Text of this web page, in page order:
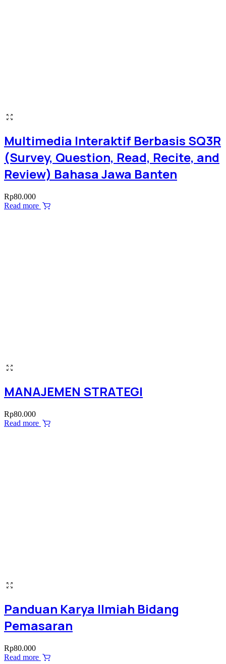
Multimedia Interaktif Berbasis SQ3R
(Survey, Question, Read, Recite, and
Review) Bahasa Jawa Banten
Rp80.000
Read more
MANAJEMEN STRATEGI
Rp80.000
Read more
Panduan Karya Ilmiah Bidang
Pemasaran
Rp80.000
Read more